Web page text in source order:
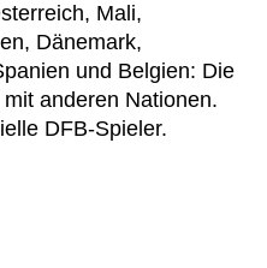
Mali,
Dänemark,
und Belgien: Die
anderen Nationen.
DFB-Spieler.